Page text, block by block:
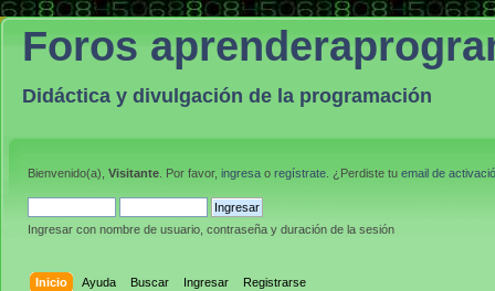
Foros
Didáctica y divulgación de la programación
Bienvenido(a), Visitante . Por favor, ingresa o regístrate . ¿Perdiste tu email de
Ingresar con nombre de usuario, contraseña y duración de la sesión
Inicio Ayuda Buscar Ingresar Registrarse